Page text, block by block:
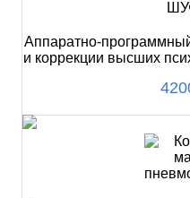
Аппаратно-
и коррекции высших